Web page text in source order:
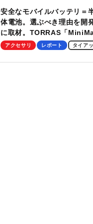
安全なモバイルバッテリ＝
体電池。選ぶべき理由を開
に取材。TORRAS「
Pro」の実機レビューも
アクセサリ レポート タイア